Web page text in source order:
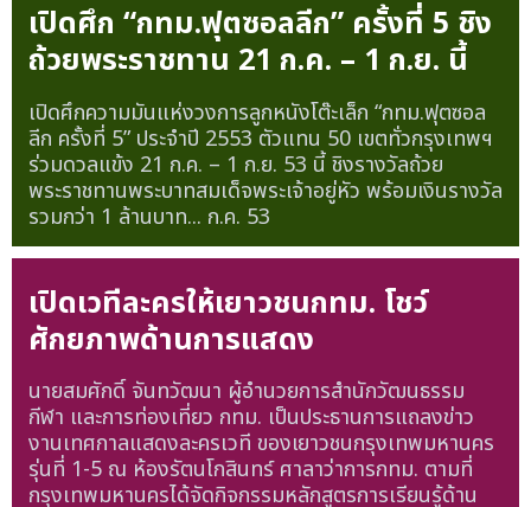
เปิดศึก “กทม.ฟุตซอลลีก” ครั้งที่ 5 ชิง
ถ้วยพระราชทาน 21 ก.ค. – 1 ก.ย. นี้
เปิดศึกความมันแห่งวงการลูกหนังโต๊ะเล็ก “กทม.ฟุตซอล
ลีก ครั้งที่ 5” ประจำปี 2553 ตัวแทน 50 เขตทั่วกรุงเทพฯ
ร่วมดวลแข้ง 21 ก.ค. – 1 ก.ย. 53 นี้ ชิงรางวัลถ้วย
พระราชทานพระบาทสมเด็จพระเจ้าอยู่หัว พร้อมเงินรางวัล
รวมกว่า 1 ล้านบาท... ก.ค. 53
เปิดเวทีละครให้เยาวชนกทม. โชว์
ศักยภาพด้านการแสดง
นายสมศักดิ์ จันทวัฒนา ผู้อำนวยการสำนักวัฒนธรรม
กีฬา และการท่องเที่ยว กทม. เป็นประธานการแถลงข่าว
งานเทศกาลแสดงละครเวที ของเยาวชนกรุงเทพมหานคร
รุ่นที่ 1-5 ณ ห้องรัตนโกสินทร์ ศาลาว่าการกทม. ตามที่
กรุงเทพมหานครได้จัดกิจกรรมหลักสูตรการเรียนรู้ด้าน